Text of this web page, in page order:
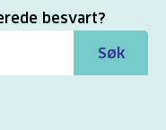
besvart?
Søk